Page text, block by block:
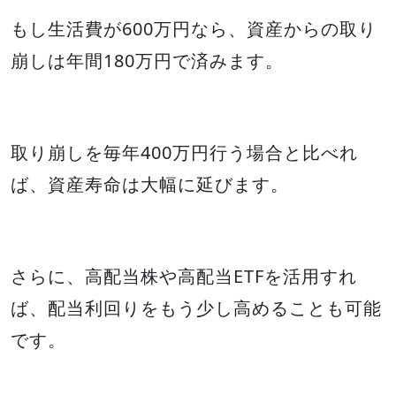
もし生活費が600万円なら、資産からの取り
崩しは年間180万円で済みます。
取り崩しを毎年400万円行う場合と比べれ
ば、資産寿命は大幅に延びます。
さらに、高配当株や高配当ETFを活用すれ
ば、配当利回りをもう少し高めることも可能
です。